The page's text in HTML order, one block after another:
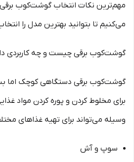
مهم‌ترین نکات انتخاب گوشت‌کوب
می‌کنیم تا بتوانید بهترین مدل را
گوشت‌کوب برقی چیست و چه کاربردی
گوشت‌کوب برقی دستگاهی کوچک اما
برای مخلوط کردن و پوره کردن مواد
وسیله می‌تواند برای تهیه غذاهای
سوپ و آش